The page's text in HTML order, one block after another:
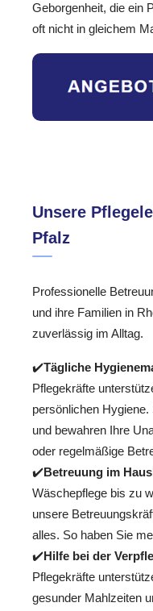
Geborgenheit, die ein
oft nicht in gleichem
Unsere
Pfalz
Professionelle
und ihre Familien in
zuverlässig im Alltag.
✔️Tägliche
Pflegekräfte
persönlichen
und bewahren Ihre
oder regelmäßige
✔️Betreuung im
Wäschepflege bis zu
unsere
alles. So haben Sie
✔️Hilfe bei der
Pflegekräfte
gesunder Mahlzeiten